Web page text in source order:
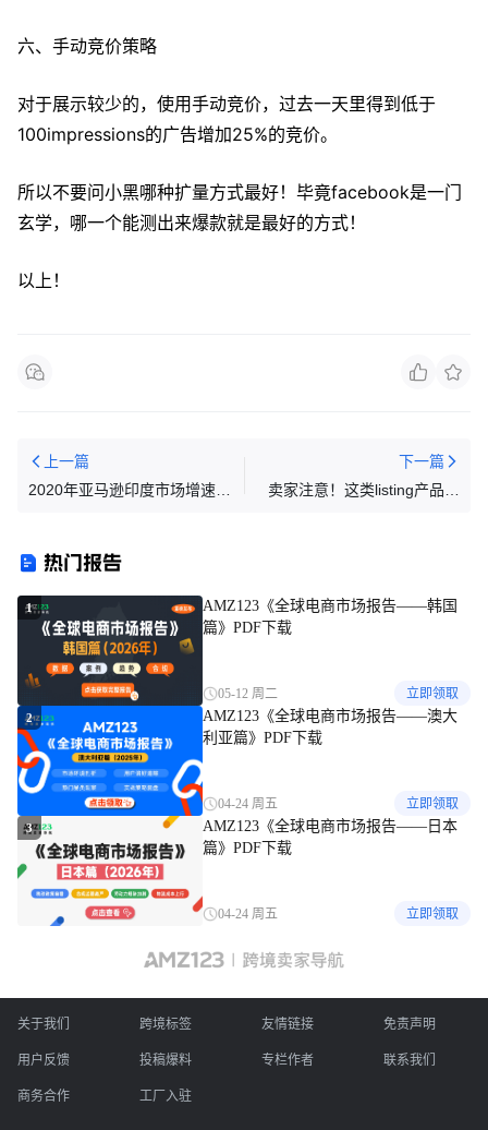
六、手动竞价策略
对于展示较少的，使用手动竞价，过去一天里得到低于
100impressions的广告增加25%的竞价。
所以不要问小黑哪种扩量方式最好！毕竟facebook是一门
玄学，哪一个能测出来爆款就是最好的方式！
以上！
上一篇
2020年亚马逊印度市场增速有
下一篇
卖家注意！这类listing产品描
热门报告
1
AMZ123《全球电商市场报告——韩国
篇》PDF下载
05-12 周二 立即领取
2
AMZ123《全球电商市场报告——澳大
利亚篇》PDF下载
04-24 周五 立即领取
3
AMZ123《全球电商市场报告——日本
篇》PDF下载
04-24 周五 立即领取
关于我们 跨境标签 友情链接 免责声明
用户反馈 投稿爆料 专栏作者 联系我们
商务合作 工厂入驻